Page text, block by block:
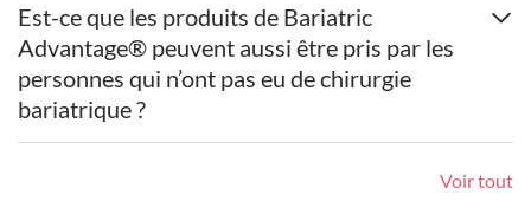
Est-ce que les produits de Bariatric
Advantage® peuvent aussi être pris par les
personnes qui n’ont pas eu de chirurgie
bariatrique ?
Voir tout